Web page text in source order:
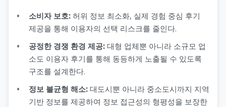
소비자 보호: 허위 정보 최소화, 실제 경험 중심 후기
제공을 통해 이용자의 선택 리스크를 줄인다.
공정한 경쟁 환경 제공: 대형 업체뿐 아니라 소규모 업
소도 이용자 후기를 통해 동등하게 노출될 수 있도록
구조를 설계한다.
정보 불균형 해소: 대도시뿐 아니라 중소도시까지 지역
기반 정보를 제공하여 정보 접근성의 형평성을 보장한